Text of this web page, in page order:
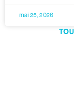
mai 25, 2026